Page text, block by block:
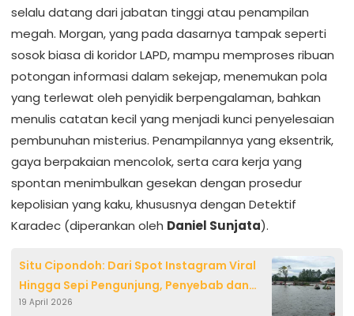
selalu datang dari jabatan tinggi atau penampilan
megah. Morgan, yang pada dasarnya tampak seperti
sosok biasa di koridor LAPD, mampu memproses ribuan
potongan informasi dalam sekejap, menemukan pola
yang terlewat oleh penyidik berpengalaman, bahkan
menulis catatan kecil yang menjadi kunci penyelesaian
pembunuhan misterius. Penampilannya yang eksentrik,
gaya berpakaian mencolok, serta cara kerja yang
spontan menimbulkan gesekan dengan prosedur
kepolisian yang kaku, khususnya dengan Detektif
Karadec (diperankan oleh Daniel Sunjata).
Situ Cipondoh: Dari Spot Instagram Viral
Hingga Sepi Pengunjung, Penyebab dan
Upaya Revitalisasi
19 April 2026